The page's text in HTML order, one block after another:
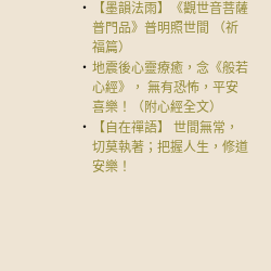
‧
【墨韻法雨】《觀世音菩薩
普門品》普明照世間 （祈
福篇）
‧ 地震後心靈療癒，念《般若
心經》， 無有恐怖，平安
喜樂！（附心經全文）
‧
【自在禪語】 世間無常，
切莫執著；把握人生，修道
安樂！